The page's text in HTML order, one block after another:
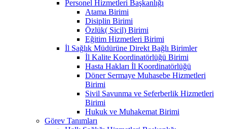
Personel Hizmetleri Başkanlığı
Atama Birimi
Disiplin Birimi
Özlük( Sicil) Birimi
Eğitim Hizmetleri Birimi
İl Sağlık Müdürüne Direkt Bağlı Birimler
İl Kalite Koordinatörlüğü Birimi
Hasta Hakları İl Koordinatörlüğü
Döner Sermaye Muhasebe Hizmetleri
Birimi
Sivil Savunma ve Seferberlik Hizmetleri
Birimi
Hukuk ve Muhakemat Birimi
Görev Tanımları